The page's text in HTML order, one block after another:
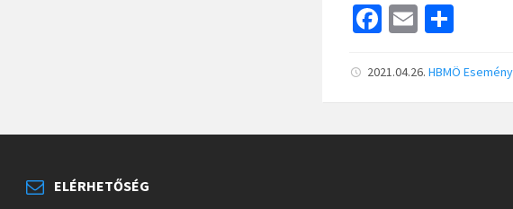
Fa
b
o
o
E
ai
l
ar
e
2021.04.26.HBMÖ
ELÉRHETŐSÉG